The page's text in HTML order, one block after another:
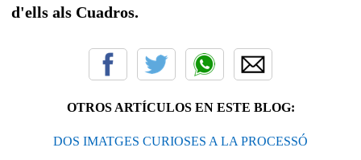
d'ells als Cuadros.
OTROS ARTÍCULOS EN ESTE BLOG:
DOS IMATGES CURIOSES A LA PROCESSÓ